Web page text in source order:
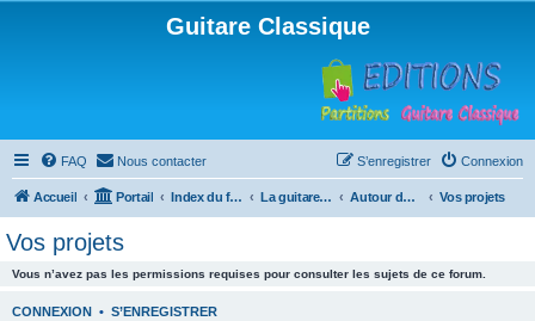
Guitare Classique
FAQ Nous contacter Connexion
S’enregistrer
Accueil Portail Index du forum La guitare : instrument, cours et théorie Autour de la guitare Vos projets
Vos projets
Vous n’avez pas les permissions requises pour consulter les sujets de ce forum.
CONNEXION • S’ENREGISTRER